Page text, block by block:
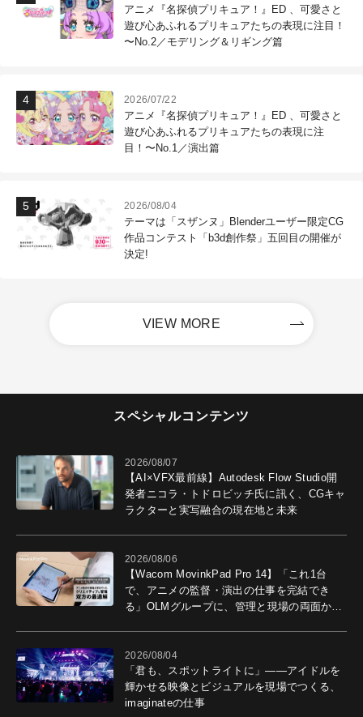
アニメ『名探偵プリキュア！』ED 、可愛さと
遊び心あふれるプリキュアたちの表現に注目！
〜No.2／モデリング＆リギング篇
2026/07/22
アニメ『名探偵プリキュア！』ED 、可愛さと
遊び心あふれるプリキュアたちの表現に注
目！〜No.1／演出篇
2026/08/04
テーマは「スザンヌ」Blenderユーザー限定CG
作品コンテスト「b3d創作祭」五回目の開催が
決定!
VIEW MORE
スペシャルコンテンツ
2026/08/07
【AI×VFX最前線】Autodesk Flow Studio開
発者ニコラ・トドロビッチ氏に訊く、CGキャ
ラクターと実写融合の現在地と未来
2026/08/06
【Wacom MovinkPad Pro 14】「これ1台
で、アニメの監督・演出の仕事を完結でき
る」OLMグループに、管理と現場の両面から
2026/08/04
「君も、スポットライトに」――アイドルを
輝かせる映像とビジュアルを現場でつくる、
imaginateの仕事